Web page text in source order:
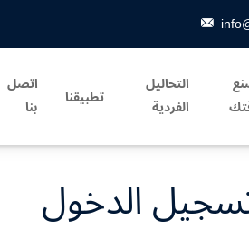
التحاليل
الفردية تطبيقنا اتصل
بنا
الدخول